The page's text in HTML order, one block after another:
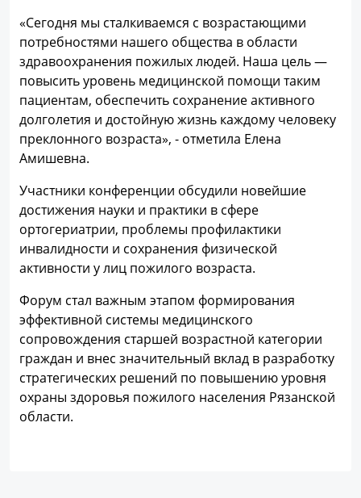
«Сегодня мы сталкиваемся с возрастающими
потребностями нашего общества в области
здравоохранения пожилых людей. Наша цель —
повысить уровень медицинской помощи таким
пациентам, обеспечить сохранение активного
долголетия и достойную жизнь каждому человеку
преклонного возраста», - отметила Елена
Амишевна.
Участники конференции обсудили новейшие
достижения науки и практики в сфере
ортогериатрии, проблемы профилактики
инвалидности и сохранения физической
активности у лиц пожилого возраста.
Форум стал важным этапом формирования
эффективной системы медицинского
сопровождения старшей возрастной категории
граждан и внес значительный вклад в разработку
стратегических решений по повышению уровня
охраны здоровья пожилого населения Рязанской
области.